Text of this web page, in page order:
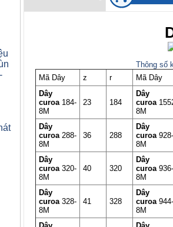
Thông số
Mã Dây
z r Mã Dây
Dây
curoa 184-
8M
23 184
Dây
curoa
8M
Dây
curoa 288-
8M
36 288
Dây
curoa 928-
8M
Dây
curoa 320-
8M
40 320
Dây
curoa 936-
8M
Dây
curoa 328-
8M
41 328
Dây
curoa 944-
8M